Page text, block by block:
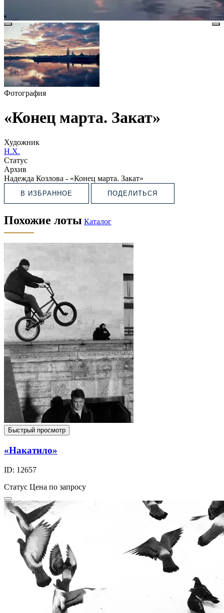
Фотография
«Конец марта. Закат»
Художник
Н.Х.
Статус
Архив
Надежда Козлова - «Конец марта. Закат»
В ИЗБРАННОЕ ПОДЕЛИТЬСЯ
Похожие лоты Каталог
Быстрый просмотр
«Накатило»
ID: 12657
Статус Цена по запросу